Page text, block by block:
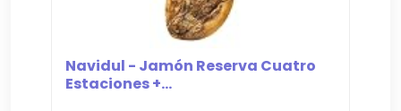
Navidul - Jamón Reserva Cuatro
Estaciones +...